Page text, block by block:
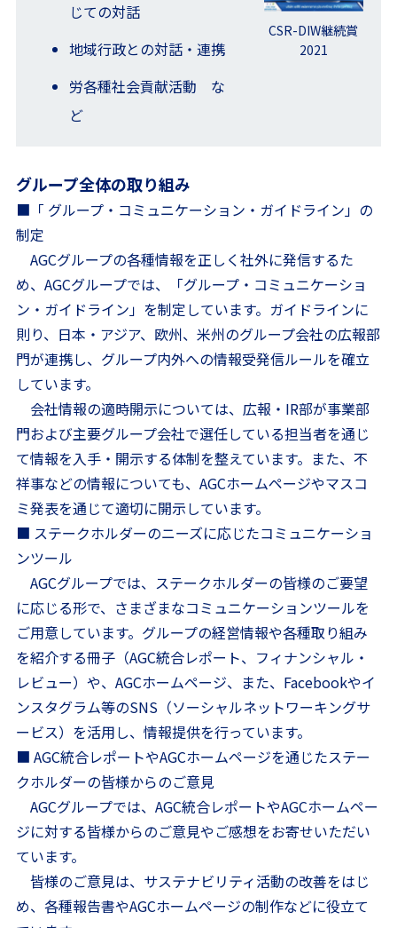
じての対話
地域行政との対話・連携
労各種社会貢献活動 な
ど
CSR-DIW継続賞
2021
グループ全体の取り組み
■「 グループ・コミュニケーション・ガイドライン」の
制定
AGCグループの各種情報を正しく社外に発信するた
め、AGCグループでは、「グループ・コミュニケーショ
ン・ガイドライン」を制定しています。ガイドラインに
則り、日本・アジア、欧州、米州のグループ会社の広報部
門が連携し、グループ内外への情報受発信ルールを確立
しています。
会社情報の適時開示については、広報・IR部が事業部
門および主要グループ会社で選任している担当者を通じ
て情報を入手・開示する体制を整えています。また、不
祥事などの情報についても、AGCホームページやマスコ
ミ発表を通じて適切に開示しています。
■ ステークホルダーのニーズに応じたコミュニケーショ
ンツール
AGCグループでは、ステークホルダーの皆様のご要望
に応じる形で、さまざまなコミュニケーションツールを
ご用意しています。グループの経営情報や各種取り組み
を紹介する冊子（AGC統合レポート、フィナンシャル・
レビュー）や、AGCホームページ、また、Facebookやイ
ンスタグラム等のSNS（ソーシャルネットワーキングサ
ービス）を活用し、情報提供を行っています。
■ AGC統合レポートやAGCホームページを通じたステー
クホルダーの皆様からのご意見
AGCグループでは、AGC統合レポートやAGCホームペー
ジに対する皆様からのご意見やご感想をお寄せいただい
ています。
皆様のご意見は、サステナビリティ活動の改善をはじ
め、各種報告書やAGCホームページの制作などに役立て